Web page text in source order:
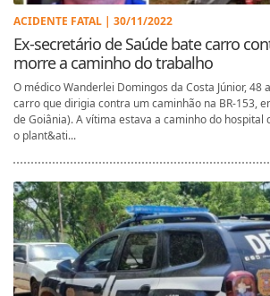
ACIDENTE FATAL | 30/11/2022
Ex-secretário de Saúde bate carro
morre a caminho do trabalho
O médico Wanderlei Domingos da Costa Júnior, 48
carro que dirigia contra um caminhão na BR-153,
de Goiânia). A vítima estava a caminho do hospital
o plant&ati...